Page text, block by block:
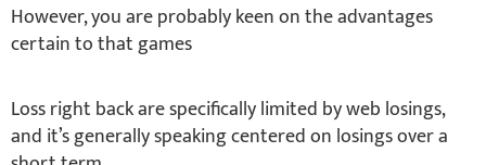
However, you are probably keen on the advantages
certain to that games
Loss right back are specifically limited by web losings,
and it’s generally speaking centered on losings over a